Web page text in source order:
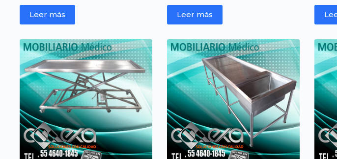
Leer más Leer más